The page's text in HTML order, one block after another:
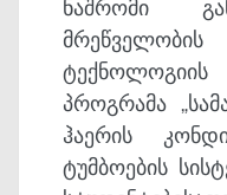
პროგრამა
ჰაერის
ტუმბოების